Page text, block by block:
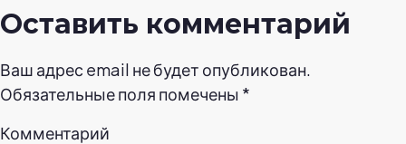
Оставить комментарий
Ваш адрес email не будет опубликован.
Обязательные поля помечены *
Комментарий